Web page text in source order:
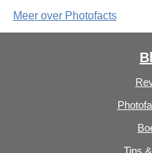
Meer over Photofacts
Tips